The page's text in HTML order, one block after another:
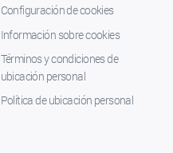
Configuración de cookies
Información sobre cookies
Términos y condiciones de
ubicación personal
Política de ubicación personal